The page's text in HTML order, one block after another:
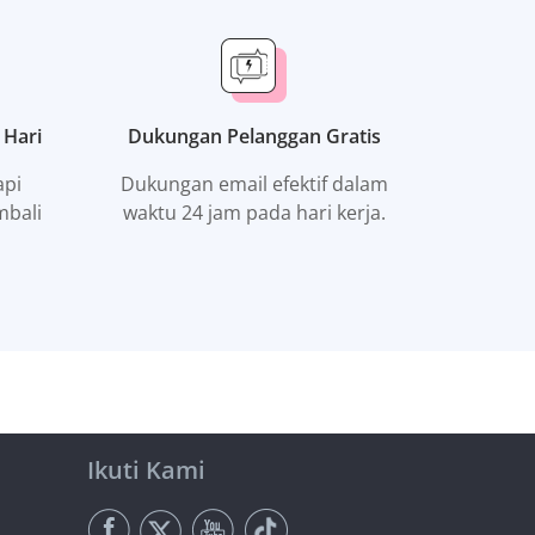
Dukungan Pelanggan Gratis
Dukungan email efektif dalam
waktu 24 jam pada hari kerja.
Ikuti Kami